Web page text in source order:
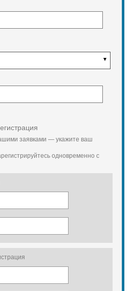
заявками — укажите ваш
одновременно с